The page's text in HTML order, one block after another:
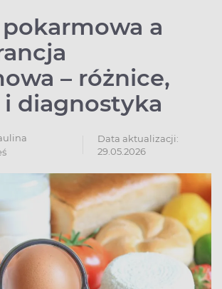
a
– różnice,
diagnostyka
Data aktualizacji:
29.05.2026